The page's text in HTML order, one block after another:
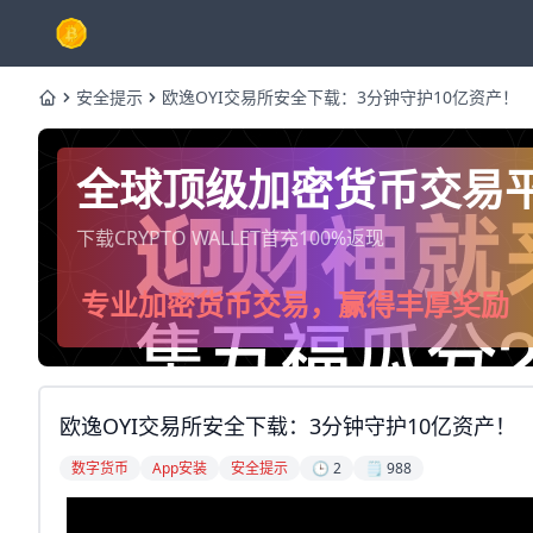
Home安全提示 欧逸OYI交易所安全下载：3分钟守护10亿资产！
全球顶级加密货币交易
下载CRYPTO WALLET首充100%返现
专业加密货币交易，赢得丰厚奖励
欧逸OYI交易所安全下载：3分钟守护10亿资产！
数字货币 App安装 安全提示 🕒 2 🗒️ 988